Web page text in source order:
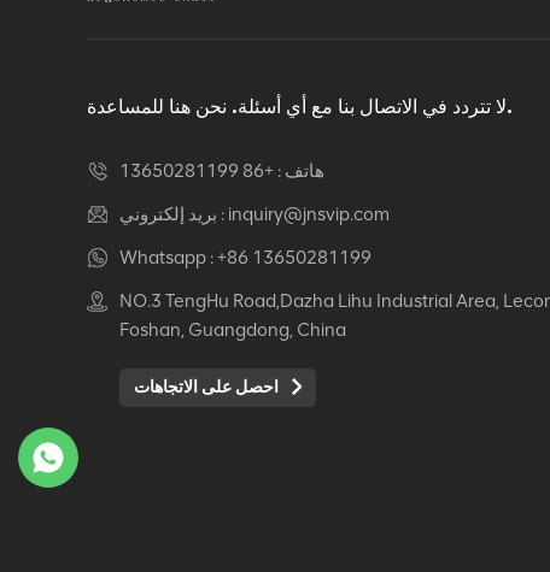
كرسي جلدي مريح Auding:
المكتبي والمنزلي
عرض التفاصيل
كرسي جلدي مريح من
طوال اليوم
لا تتردد في الاتصال بنا مع أي أسئلة. نحن هنا للمساعدة.
هاتف : +86 13650281199
بريد إلكتروني : inquiry@jnsvip.com
Whatsapp :+86 13650281199
NO.3 TengHu Road,Dazha Lihu Industrial Area,
Foshan, Guangdong, China